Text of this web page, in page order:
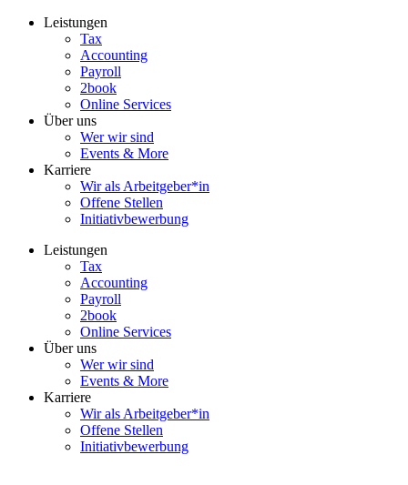
Zum
Leistungen
Tax
Accounting
Payroll
2book
Online Services
Über uns
Wer wir sind
Events & More
Karriere
Wir als Arbeitgeber*in
Offene Stellen
Initiativbewerbung
Leistungen
Tax
Accounting
Payroll
2book
Online Services
Über uns
Wer wir sind
Events & More
Karriere
Wir als Arbeitgeber*in
Offene Stellen
Initiativbewerbung